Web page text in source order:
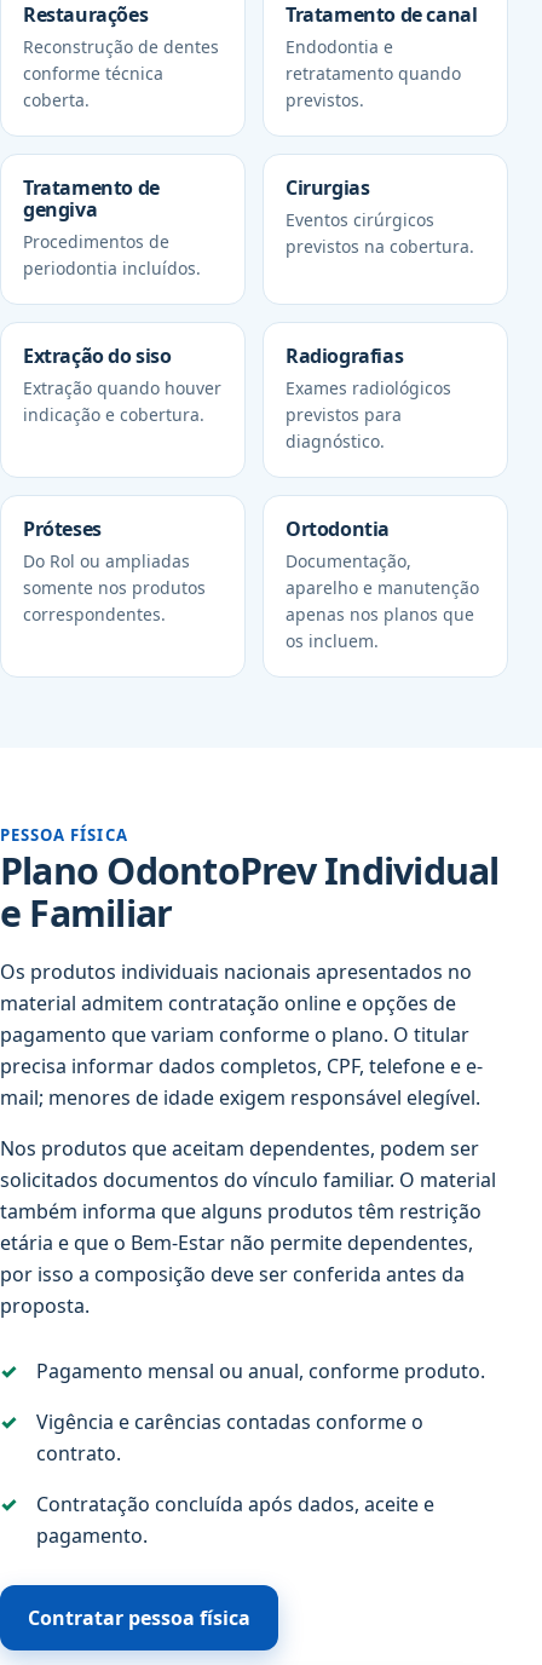
Restaurações
Reconstrução de dentes
conforme técnica
coberta.
Tratamento de canal
Endodontia e
retratamento quando
previstos.
Tratamento de
gengiva
Procedimentos de
periodontia incluídos.
Cirurgias
Eventos cirúrgicos
previstos na cobertura.
Extração do siso
Extração quando houver
indicação e cobertura.
Radiografias
Exames radiológicos
previstos para
diagnóstico.
Próteses
Do Rol ou ampliadas
somente nos produtos
correspondentes.
Ortodontia
Documentação,
aparelho e manutenção
apenas nos planos que
os incluem.
PESSOA FÍSICA
Plano OdontoPrev Individual
e Familiar
Os produtos individuais nacionais apresentados no
material admitem contratação online e opções de
pagamento que variam conforme o plano. O titular
precisa informar dados completos, CPF, telefone e e-
mail; menores de idade exigem responsável elegível.
Nos produtos que aceitam dependentes, podem ser
solicitados documentos do vínculo familiar. O material
também informa que alguns produtos têm restrição
etária e que o Bem-Estar não permite dependentes,
por isso a composição deve ser conferida antes da
proposta.
Pagamento mensal ou anual, conforme produto.
Vigência e carências contadas conforme o
contrato.
Contratação concluída após dados, aceite e
pagamento.
Contratar pessoa física